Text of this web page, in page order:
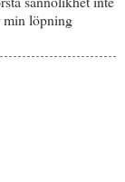
min löpning